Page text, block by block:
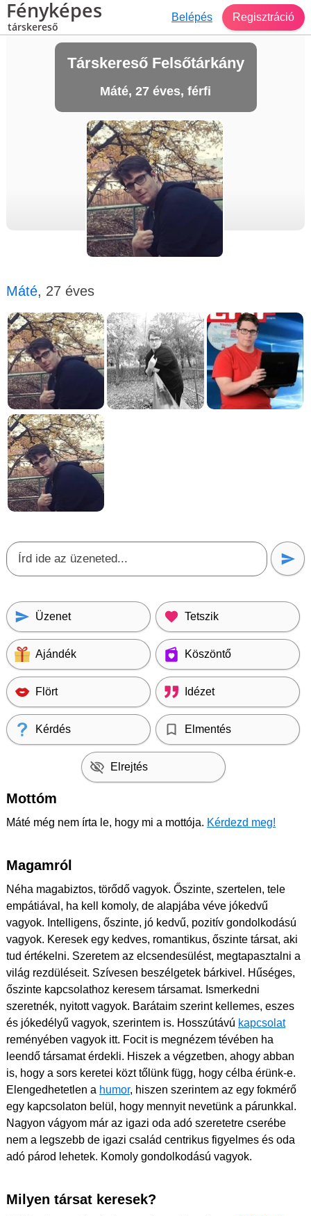
Fényképes
társkereső
Belépés Regisztráció
Társkereső Felsőtárkány
Máté, 27 éves, férfi
Máté, 27 éves
Üzenet Tetszik
Ajándék Köszöntő
Flört Idézet
Kérdés Elmentés
Elrejtés
Mottóm
Máté még nem írta le, hogy mi a mottója. Kérdezd meg!
Magamról
Néha magabiztos, törődő vagyok. Őszinte, szertelen, tele
empátiával, ha kell komoly, de alapjába véve jókedvű
vagyok. Intelligens, őszinte, jó kedvű, pozitív gondolkodású
vagyok. Keresek egy kedves, romantikus, őszinte társat, aki
tud értékelni. Szeretem az elcsendesülést, megtapasztalni a
világ rezdüléseit. Szívesen beszélgetek bárkivel. Hűséges,
őszinte kapcsolathoz keresem társamat. Ismerkedni
szeretnék, nyitott vagyok. Barátaim szerint kellemes, eszes
és jókedélyű vagyok, szerintem is. Hosszútávú kapcsolat
reményében vagyok itt. Focit is megnézem tévében ha
leendő társamat érdekli. Hiszek a végzetben, ahogy abban
is, hogy a sors keretei közt tőlünk függ, hogy célba érünk-e.
Elengedhetetlen a humor, hiszen szerintem az egy fokmérő
egy kapcsolaton belül, hogy mennyit nevetünk a párunkkal.
Nagyon vágyom már az igazi oda adó szeretetre cserébe
nem a legszebb de igazi család centrikus figyelmes és oda
adó párod lehetek. Komoly gondolkodású vagyok.
Milyen társat keresek?